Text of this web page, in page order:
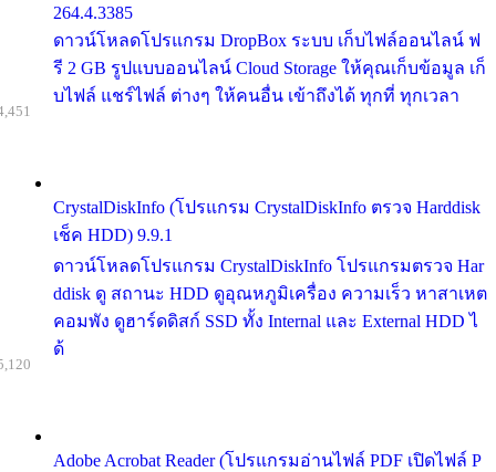
264.4.3385
ดาวน์โหลดโปรแกรม DropBox ระบบ เก็บไฟล์ออนไลน์ ฟ
รี 2 GB รูปแบบออนไลน์ Cloud Storage ให้คุณเก็บข้อมูล เก็
บไฟล์ แชร์ไฟล์ ต่างๆ ให้คนอื่น เข้าถึงได้ ทุกที่ ทุกเวลา
CrystalDiskInfo (โปรแกรม CrystalDiskInfo ตรวจ Harddisk
เช็ค HDD) 9.9.1
ดาวน์โหลดโปรแกรม CrystalDiskInfo โปรแกรมตรวจ Har
ddisk ดู สถานะ HDD ดูอุณหภูมิเครื่อง ความเร็ว หาสาเหต
คอมพัง ดูฮาร์ดดิสก์ SSD ทั้ง Internal และ External HDD ไ
ด้
Adobe Acrobat Reader (โปรแกรมอ่านไฟล์ PDF เปิดไฟล์ P